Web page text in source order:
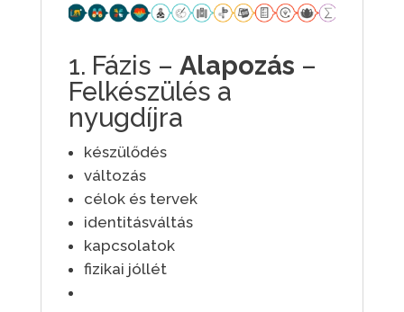
1. Fázis – Alapozás –
Felkészülés a
nyugdíjra
készülődés
változás
célok és tervek
identitásváltás
kapcsolatok
fizikai jóllét